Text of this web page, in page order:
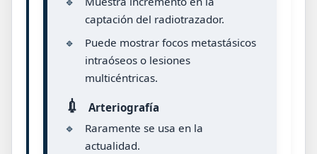
captación del radiotrazador.
🔹
Puede mostrar focos metastásicos
intraóseos o lesiones
multicéntricas.
💉
Arteriografía
🔹
Raramente se usa en la
actualidad.